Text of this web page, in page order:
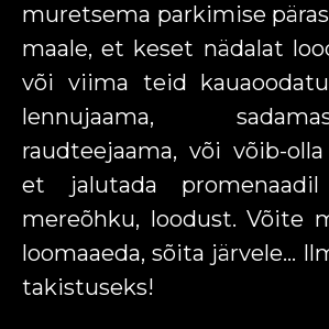
muretsema parkimise
maale, et keset nädalat
või viima teid
lennujaama,
raudteejaama, või võib-
et jalutada
mereõhku, loodust. Võite
loomaaeda, sõita järvele…
takistuseks!